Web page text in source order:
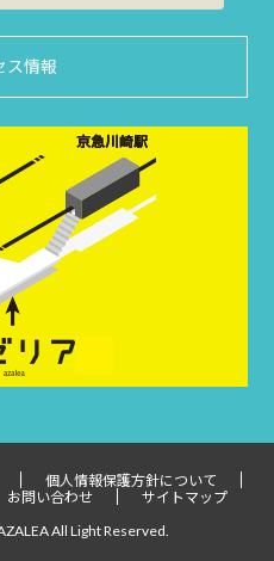
ス情報
個人情報保護方針について
お問い合わせ
サイトマップ
All Light Reserved.